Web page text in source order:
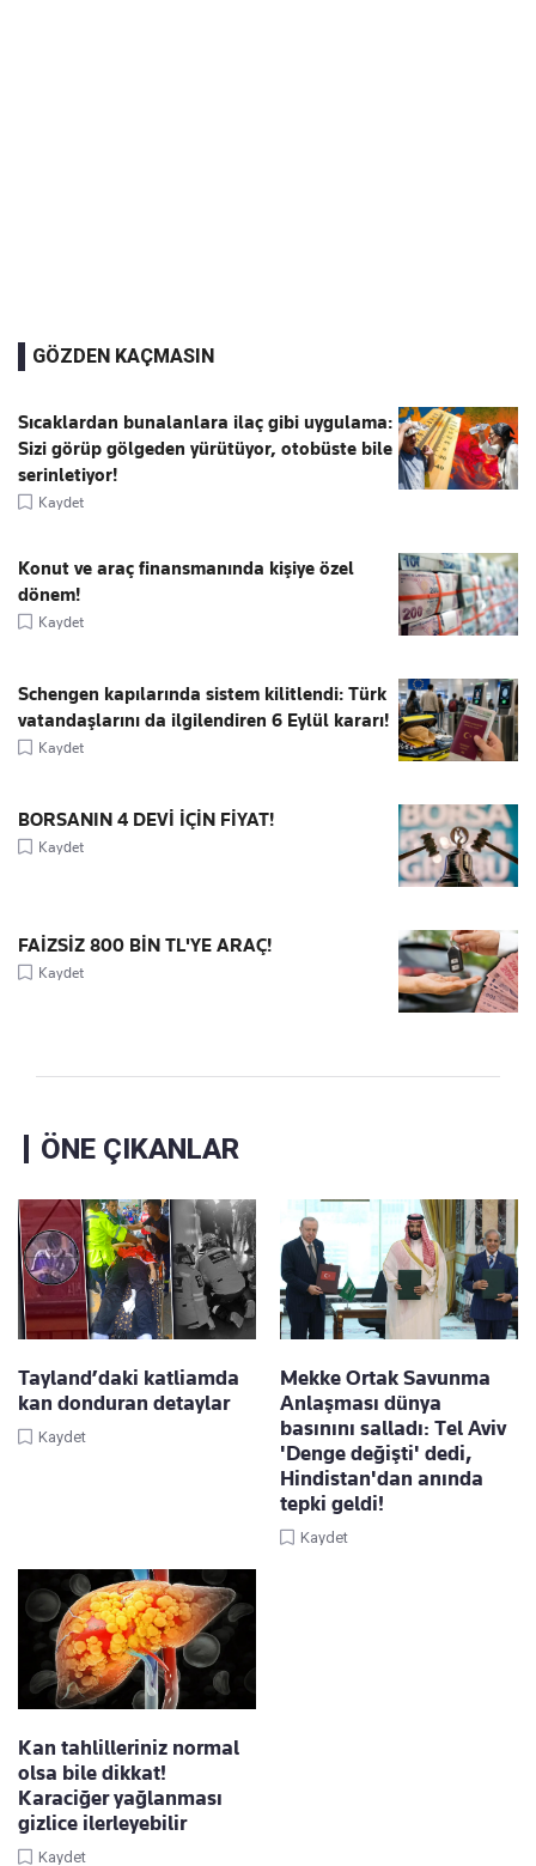
GÖZDEN KAÇMASIN
Sıcaklardan bunalanlara ilaç gibi uygulama:
Sizi görüp gölgeden yürütüyor, otobüste bile
serinletiyor!
Kaydet
Konut ve araç finansmanında kişiye özel
dönem!
Kaydet
Schengen kapılarında sistem kilitlendi: Türk
vatandaşlarını da ilgilendiren 6 Eylül kararı!
Kaydet
BORSANIN 4 DEVİ İÇİN FİYAT!
Kaydet
FAİZSİZ 800 BİN TL'YE ARAÇ!
Kaydet
ÖNE ÇIKANLAR
Tayland’daki katliamda
kan donduran detaylar
Kaydet
Mekke Ortak Savunma
Anlaşması dünya
basınını salladı: Tel Aviv
'Denge değişti' dedi,
Hindistan'dan anında
tepki geldi!
Kaydet
Kan tahlilleriniz normal
olsa bile dikkat!
Karaciğer yağlanması
gizlice ilerleyebilir
Kaydet